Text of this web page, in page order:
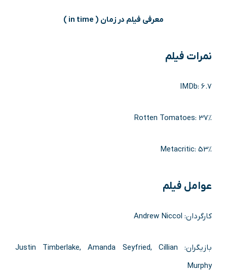
معرفی فیلم در زمان ( in time
)
نمرات فیلم
IMDb: 6.7
Rotten Tomatoes: 37%
Metacritic: 53%
عوامل فیلم
کارگردان: Andrew Niccol
بازیگران: Justin Timberlake, Amanda Seyfried, Cillian
Murphy